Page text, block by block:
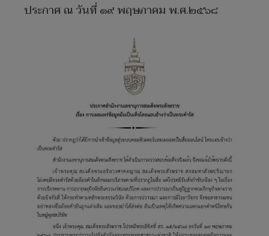
ประกาศ ณ วันที่ ๑๙ พฤษภาคม พ.ศ.๒๕๖๘